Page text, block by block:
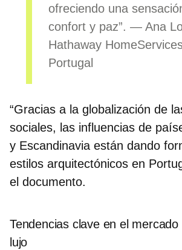
ofreciendo una
confort y paz”. — Ana
Hathaway
Portugal
“Gracias a la globalización de
sociales, las influencias de
y Escandinavia están dando
estilos arquitectónicos en
el documento.
Tendencias clave en el
lujo